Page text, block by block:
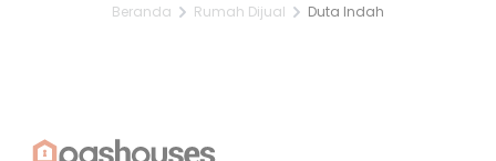
Beranda Rumah Dijual Duta Indah